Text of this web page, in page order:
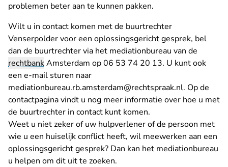
problemen beter aan te kunnen pakken.
Wilt u in contact komen met de buurtrechter
Venserpolder voor een oplossingsgericht gesprek, bel
dan de buurtrechter via het mediationbureau van de
rechtbankAmsterdam op 06 53 74 20 13. U kunt ook
een e-mail sturen naar
mediationbureau.rb.amsterdam@rechtspraak.n- U verlaat
l- U verlaat
. Op de
contactpaginavindt u nog meer informatie over hoe u met
de buurtrechter in contact kunt komen.
Weet u niet zeker of uw hulpverlener of de persoon met
wie u een huiselijk conflict heeft, wil meewerken aan een
oplossingsgericht gesprek? Dan kan het mediationbureau
u helpen om dit uit te zoeken.